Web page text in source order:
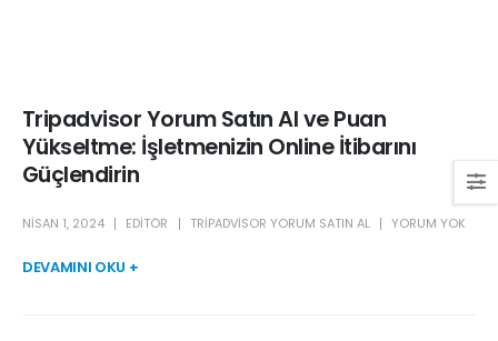
Tripadvisor Yorum Satın Al ve Puan
Yükseltme: İşletmenizin Online İtibarını
Güçlendirin
NISAN 1, 2024 EDITÖR TRIPADVISOR YORUM SATIN AL YORUM YOK
DEVAMINI OKU +